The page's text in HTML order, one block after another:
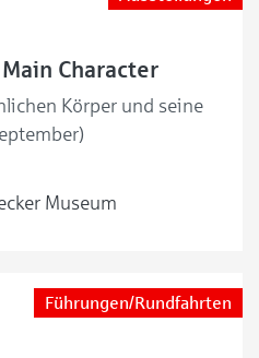
Character
Körper und seine
Museum
Führungen/Rundfahrten